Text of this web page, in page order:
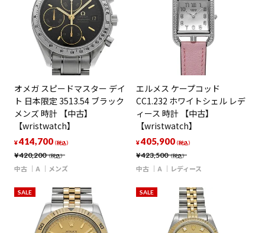
オメガ スピードマスター デイ
ト 日本限定 3513.54 ブラック
メンズ 時計 【中古】
【wristwatch】
¥420,200（税込）
¥414,700（税込）
中古 A メンズ
エルメス ケープコッド
CC1.232 ホワイトシェル レデ
ィース 時計 【中古】
【wristwatch】
¥423,500（税込）
¥405,900（税込）
中古 A レディース
SALE SALE